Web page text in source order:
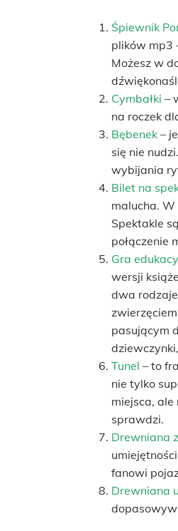
Śpiewnik
plików mp3
Możesz w
Cymbałki –
na roczek
Bębenek –
się nie
wybijania
Bilet na
malucha.
Spektakle
połączenie
Gra
wersji
dwa
pasującym
Tunel – to
nie tylko
miejsca, ale
sprawdzi.
Drewniana
fanowi
Drewniana